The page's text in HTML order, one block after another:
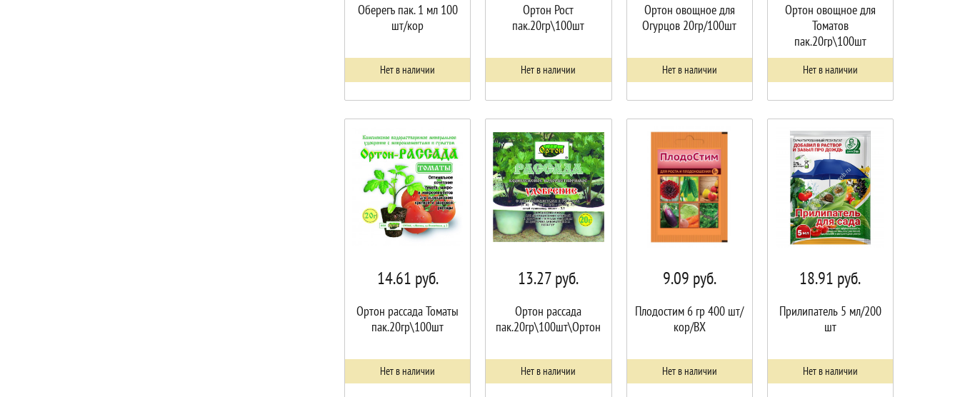
Оберегъ пак. 1 мл 100
шт/кор
Нет в наличии
Ортон Рост
пак.20гр\100шт
Нет в наличии
Ортон овощное для
Огурцов 20гр/100шт
Нет в наличии
Ортон овощное для
Томатов
пак.20гр\100шт
Нет в наличии
14.61 руб.
Ортон рассада Томаты
пак.20гр\100шт
Нет в наличии
13.27руб.
Ортон рассада
пак.20гр\100шт\Ортон
Нет в наличии
9.09 руб.
Плодостим 6 гр 400 шт/
кор/ВХ
Нет в наличии
18.91 руб.
Прилипатель 5 мл/200
шт
Нет в наличии